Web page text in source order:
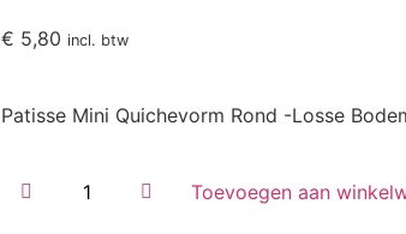
€ 5,80 incl. btw
Patisse Mini Quichevorm Rond -Losse
Toevoegen aan